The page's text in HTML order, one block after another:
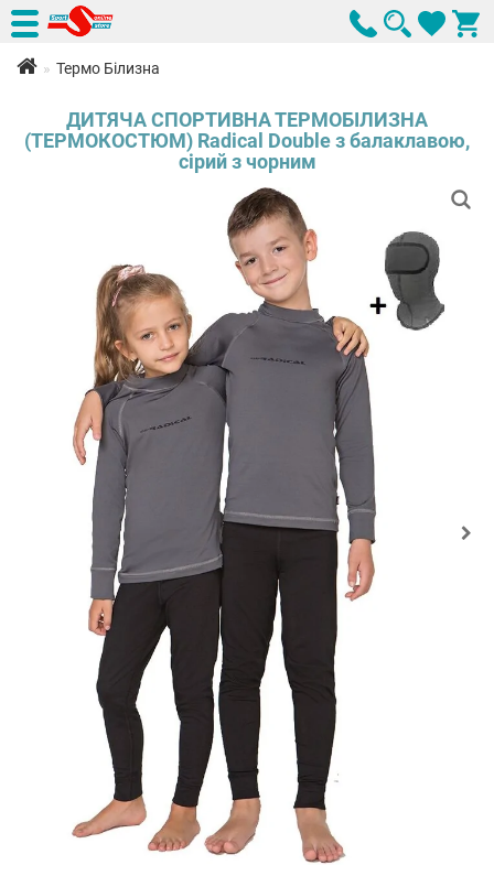
Термо Білизна
ДИТЯЧА СПОРТИВНА ТЕРМОБІЛИЗНА
(ТЕРМОКОСТЮМ) Radical Double з балаклавою,
сірий з чорним